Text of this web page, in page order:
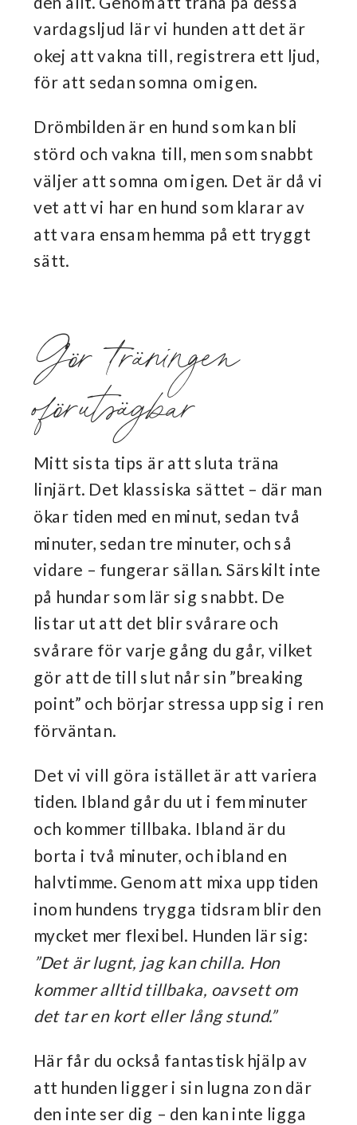
vardagsljud lär vi hunden att det är
okej att vakna till, registrera ett ljud,
för att sedan somna om igen.
Drömbilden är en hund som kan bli
störd och vakna till, men som snabbt
väljer att somna om igen. Det är då vi
vet att vi har en hund som klarar av
att vara ensam hemma på ett tryggt
sätt.
Gör träningen
oförutsägbar
Mitt sista tips är att sluta träna
linjärt. Det klassiska sättet – där man
ökar tiden med en minut, sedan två
minuter, sedan tre minuter, och så
vidare – fungerar sällan. Särskilt inte
på hundar som lär sig snabbt. De
listar ut att det blir svårare och
svårare för varje gång du går, vilket
gör att de till slut når sin ”breaking
point” och börjar stressa upp sig i ren
förväntan.
Det vi vill göra istället är att variera
tiden. Ibland går du ut i fem minuter
och kommer tillbaka. Ibland är du
borta i två minuter, och ibland en
halvtimme. Genom att mixa upp tiden
inom hundens trygga tidsram blir den
mycket mer flexibel. Hunden lär sig:
”Det är lugnt, jag kan chilla. Hon
kommer alltid tillbaka, oavsett om
det tar en kort eller lång stund.”
Här får du också fantastisk hjälp av
att hunden ligger i sin lugna zon där
den inte ser dig – den kan inte ligga